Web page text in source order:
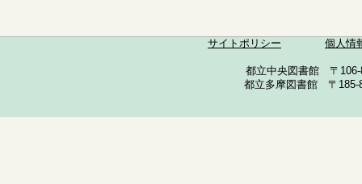
サイトポリシー 個人情
都立中央図書館 〒
都立多摩図書館 〒185-